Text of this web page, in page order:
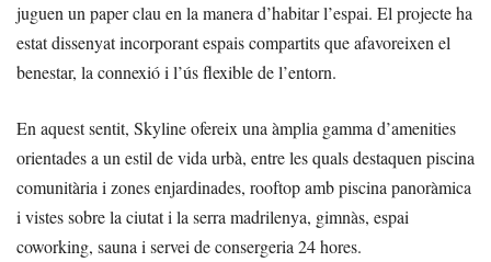
juguen un paper clau en la manera d’habitar l’espai. El projecte ha
estat dissenyat incorporant espais compartits que afavoreixen el
benestar, la connexió i l’ús flexible de l’entorn.
En aquest sentit, Skyline ofereix una àmplia gamma d’amenities
orientades a un estil de vida urbà, entre les quals destaquen piscina
comunitària i zones enjardinades, rooftop amb piscina panoràmica
i vistes sobre la ciutat i la serra madrilenya, gimnàs, espai
coworking, sauna i servei de consergeria 24 hores.